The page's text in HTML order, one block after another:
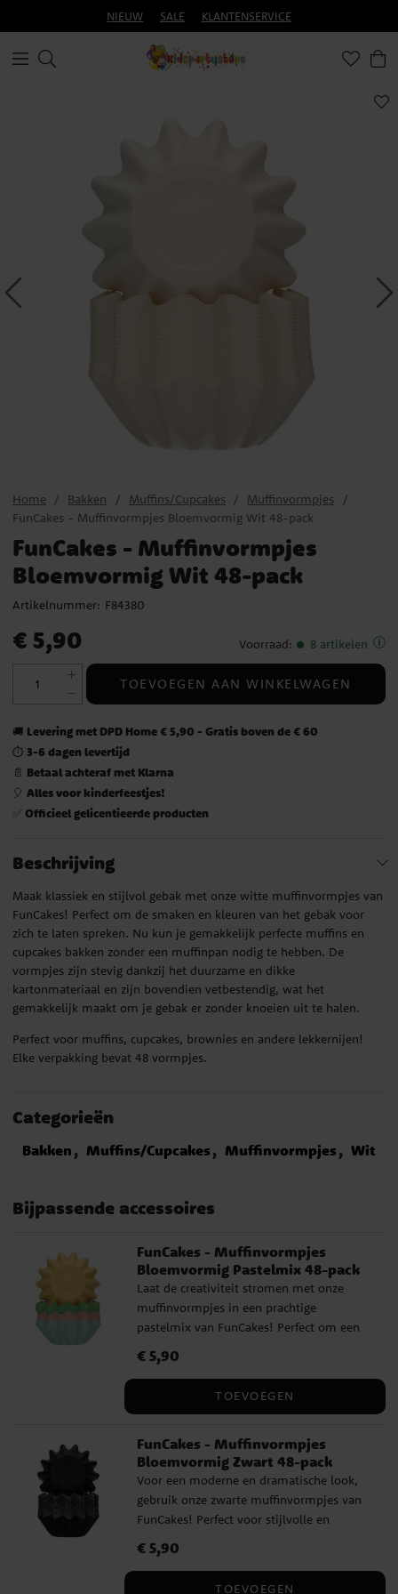
NIEUW SALE KLANTENSERVICE
Home Bakken Muffins/Cupcakes
Muffinvormpjes
FunCakes - Muffinvormpjes Bloemvormig Wit 48-pack
FunCakes - Muffinvormpjes
Bloemvormig Wit 48-pack
Artikelnummer: F84380
Prijs: € 5,90
€ 5,90 Voorraad: 8 artikelen
TOEVOEGEN AAN WINKELWAGEN
🚚 Levering met DPD Home € 5,90 - Gratis boven de € 60
⏱️ 3-6 dagen levertijd
📄 Betaal achteraf met Klarna
🎈 Alles voor kinderfeestjes!
✅ Officieel gelicentieerde producten
Beschrijving
Maak klassiek en stijlvol gebak met onze witte muffinvormpjes van
FunCakes! Perfect om de smaken en kleuren van het gebak voor
zich te laten spreken. Nu kun je gemakkelijk perfecte muffins en
cupcakes bakken zonder een muffinpan nodig te hebben. De
vormpjes zijn stevig dankzij het duurzame en dikke
kartonmateriaal en zijn bovendien vetbestendig, wat het
gemakkelijk maakt om je gebak er zonder knoeien uit te halen.
Perfect voor muffins, cupcakes, brownies en andere lekkernijen!
Elke verpakking bevat 48 vormpjes.
Categorieën
Bakken Muffins/Cupcakes Muffinvormpjes Wit
Bijpassende accessoires
FunCakes - Muffinvormpjes
Bloemvormig Pastelmix 48-pack
Laat de creativiteit stromen met onze
muffinvormpjes in een prachtige
pastelmix van FunCakes! Perfect om een
Nu kun je gemakkelijk perfecte muffins en
nodig te hebben. De vormpjes zijn stevig
kartonmateriaal en zijn bovendien
vetbestendig, wat het gemakkelijk maakt
om je gebak er zonder knoeien uit te
halen. Perfect voor muffins, cupcakes,
brownies en andere lekkernijen! Elke
verpakking bevat 48 vormpjes.
Prijs:€ 5,90
€ 5,90
TOEVOEGEN
FunCakes - Muffinvormpjes
Bloemvormig Zwart 48-pack
Voor een moderne en dramatische look,
gebruik onze zwarte muffinvormpjes van
FunCakes! Perfect voor stijlvolle en
kun je gemakkelijk perfecte muffins en
Prijs:€ 5,90
€ 5,90
TOEVOEGEN